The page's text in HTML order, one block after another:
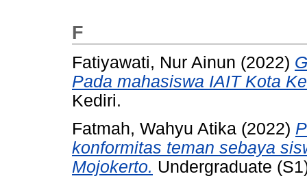
F
Fatiyawati, Nur Ainun (2022)
Pada mahasiswa IAIT Kota
Kediri.
Fatmah, Wahyu Atika (2022)
konformitas teman sebaya
Mojokerto. Undergraduate